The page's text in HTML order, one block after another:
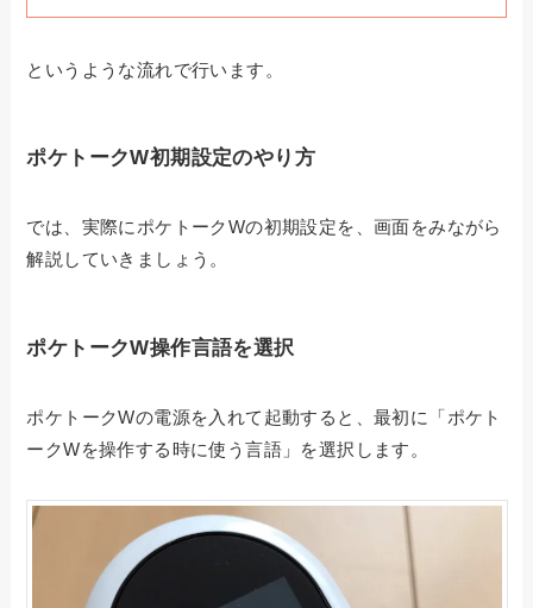
というような流れで行います。
ポケトークW初期設定のやり方
では、実際にポケトークWの初期設定を、画面をみながら
解説していきましょう。
ポケトークW操作言語を選択
ポケトークWの電源を入れて起動すると、最初に「ポケト
ークWを操作する時に使う言語」を選択します。